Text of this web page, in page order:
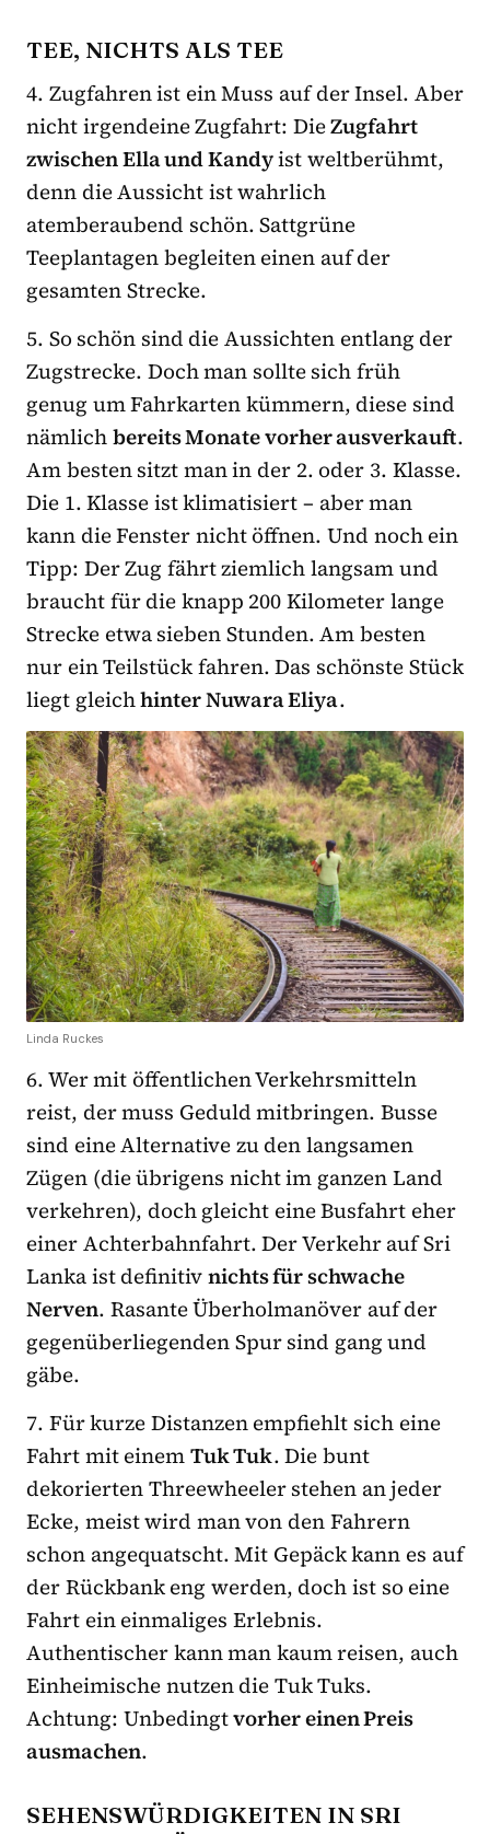
TEE, NICHTS ALS TEE
4. Zugfahren ist ein Muss auf der Insel. Aber
nicht irgendeine Zugfahrt: DieZugfahrt
zwischen Ella und Kandyist weltberühmt,
denn die Aussicht ist wahrlich
atemberaubend schön. Sattgrüne
Teeplantagen begleiten einen auf der
gesamten Strecke.
5. So schön sind die Aussichten entlang der
Zugstrecke. Doch man sollte sich früh
genug um Fahrkarten kümmern, diese sind
nämlichbereits Monate vorher ausverkauft.
Am besten sitzt man in der 2. oder 3. Klasse.
Die 1. Klasse ist klimatisiert – aber man
kann die Fenster nicht öffnen. Und noch ein
Tipp: Der Zug fährt ziemlich langsam und
braucht für die knapp 200 Kilometer lange
Strecke etwa sieben Stunden. Am besten
nur ein Teilstück fahren. Das schönste Stück
liegt gleichhinter Nuwara Eliya.
Linda Ruckes
6. Wer mit öffentlichen Verkehrsmitteln
reist, der muss Geduld mitbringen. Busse
sind eine Alternative zu den langsamen
Zügen (die übrigens nicht im ganzen Land
verkehren), doch gleicht eine Busfahrt eher
einer Achterbahnfahrt. Der Verkehr auf Sri
Lanka ist definitivnichts für schwache
Nerven. Rasante Überholmanöver auf der
gegenüberliegenden Spur sind gang und
gäbe.
7. Für kurze Distanzen empfiehlt sich eine
Fahrt mit einemTuk Tuk. Die bunt
dekorierten Threewheeler stehen an jeder
Ecke, meist wird man von den Fahrern
schon angequatscht. Mit Gepäck kann es auf
der Rückbank eng werden, doch ist so eine
Fahrt ein einmaliges Erlebnis.
Authentischer kann man kaum reisen, auch
Einheimische nutzen die Tuk Tuks.
Achtung: Unbedingtvorher einen Preis
ausmachen.
SEHENSWÜRDIGKEITEN IN SRI